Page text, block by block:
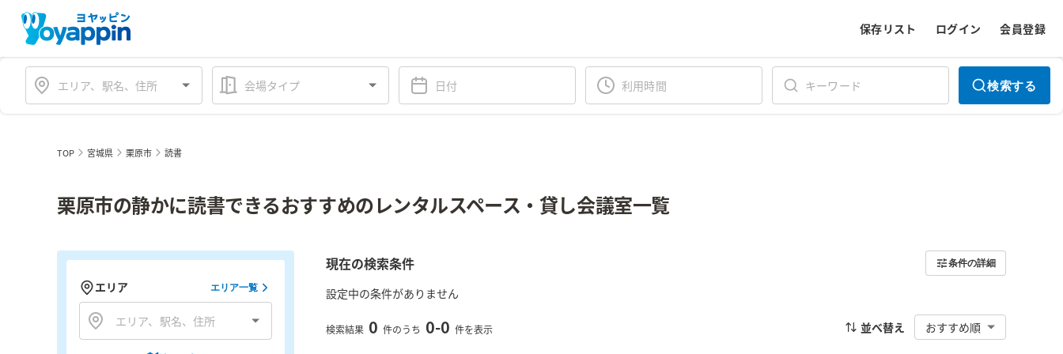
保存リスト ログイン 会員登録
会場タイプ 検索する
TOP 宮城県 栗原市 読書
栗原市の静かに読書できるおすすめのレンタルスペース・貸し会議室一覧
現在の検索条件 条件の詳細
設定中の条件がありません
検索結果 0 件のうち 0-0 件を表示 並べ替え おすすめ順
エリア エリア一覧